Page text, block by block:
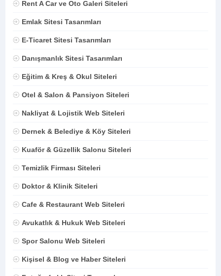
Rent A Car ve Oto Galeri Siteleri
Emlak Sitesi Tasarımları
E-Ticaret Sitesi Tasarımları
Danışmanlık Sitesi Tasarımları
Eğitim & Kreş & Okul Siteleri
Otel & Salon & Pansiyon Siteleri
Nakliyat & Lojistik Web Siteleri
Dernek & Belediye & Köy Siteleri
Kuaför & Güzellik Salonu Siteleri
Temizlik Firması Siteleri
Doktor & Klinik Siteleri
Cafe & Restaurant Web Siteleri
Avukatlık & Hukuk Web Siteleri
Spor Salonu Web Siteleri
Kişisel & Blog ve Haber Siteleri